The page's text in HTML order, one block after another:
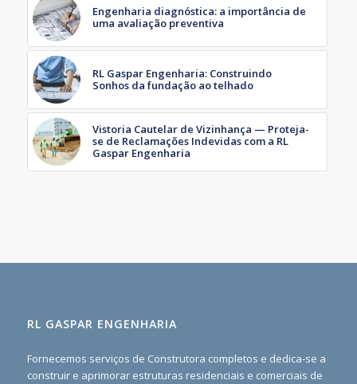
Engenharia diagnóstica: a importância de
uma avaliação preventiva
RL Gaspar Engenharia: Construindo
Sonhos da fundação ao telhado
Vistoria Cautelar de Vizinhança — Proteja-
se de Reclamações Indevidas com a RL
Gaspar Engenharia
RL GASPAR ENGENHARIA
Fornecemos serviços de Construtora completos e dedica-se a
construir e aprimorar estruturas residenciais e comerciais de